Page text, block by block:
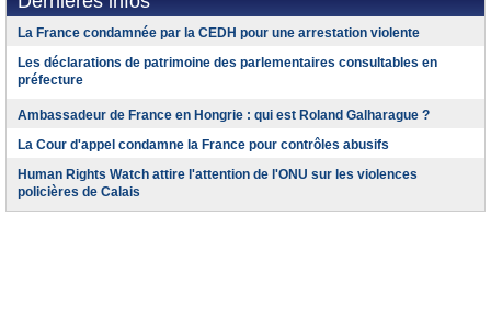
La France condamnée par la CEDH pour une arrestation violente
Les déclarations de patrimoine des parlementaires consultables en
préfecture
Ambassadeur de France en Hongrie : qui est Roland Galharague ?
La Cour d'appel condamne la France pour contrôles abusifs
Human Rights Watch attire l'attention de l'ONU sur les violences
policières de Calais